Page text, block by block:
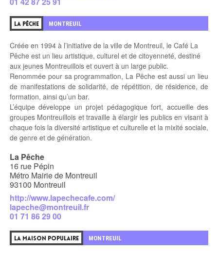
LA PÊCHE MONTREUIL
Créée en 1994 à l’initiative de la ville de Montreuil, le Café La
Pêche est un lieu artistique, culturel et de citoyenneté, destiné
aux jeunes Montreuillois et ouvert à un large public.
Renommée pour sa programmation, La Pêche est aussi un lieu
de manifestations de solidarité, de répétition, de résidence, de
formation, ainsi qu’un bar.
L’équipe développe un projet pédagogique fort, accueille des
groupes Montreuillois et travaille à élargir les publics en visant à
chaque fois la diversité artistique et culturelle et la mixité sociale,
de genre et de génération.
La Pêche
16 rue Pépin
Métro Mairie de Montreuil
93100 Montreuil
http://www.lapechecafe.com/
lapeche@montreuil.fr
01 71 86 29 00
LA MAISON POPULAIRE MONTREUIL